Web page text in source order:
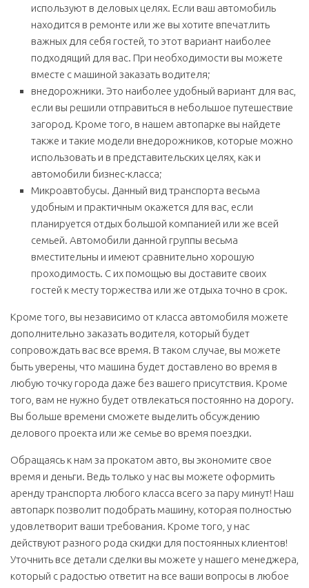
используют в деловых целях. Если ваш автомобиль
находится в ремонте или же вы хотите впечатлить
важных для себя гостей, то этот вариант наиболее
подходящий для вас. При необходимости вы можете
вместе с машиной заказать водителя;
внедорожники. Это наиболее удобный вариант для вас,
если вы решили отправиться в небольшое путешествие
загород. Кроме того, в нашем автопарке вы найдете
также и такие модели внедорожников, которые можно
использовать и в представительских целях, как и
автомобили бизнес-класса;
Микроавтобусы. Данный вид транспорта весьма
удобным и практичным окажется для вас, если
планируется отдых большой компанией или же всей
семьей. Автомобили данной группы весьма
вместительны и имеют сравнительно хорошую
проходимость. С их помощью вы доставите своих
гостей к месту торжества или же отдыха точно в срок.
Кроме того, вы независимо от класса автомобиля можете
дополнительно заказать водителя, который будет
сопровождать вас все время. В таком случае, вы можете
быть уверены, что машина будет доставлено во время в
любую точку города даже без вашего присутствия. Кроме
того, вам не нужно будет отвлекаться постоянно на дорогу.
Вы больше времени сможете выделить обсуждению
делового проекта или же семье во время поездки.
Обращаясь к нам за прокатом авто, вы экономите свое
время и деньги. Ведь только у нас вы можете оформить
аренду транспорта любого класса всего за пару минут! Наш
автопарк позволит подобрать машину, которая полностью
удовлетворит ваши требования. Кроме того, у нас
действуют разного рода скидки для постоянных клиентов!
Уточнить все детали сделки вы можете у нашего менеджера,
который с радостью ответит на все ваши вопросы в любое